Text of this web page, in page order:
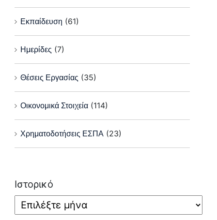
Εκπαίδευση (61)
Ημερίδες (7)
Θέσεις Εργασίας (35)
Οικονομικά Στοιχεία (114)
Χρηματοδοτήσεις ΕΣΠΑ (23)
Ιστορικό